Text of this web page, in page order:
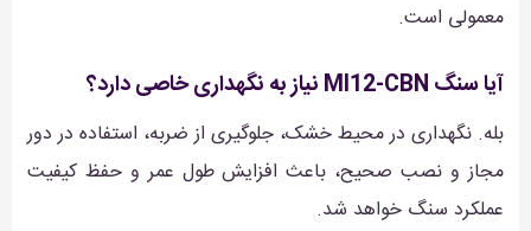
معمولی است.
آیا سنگ MI12-CBN نیاز به نگهداری خاصی دارد؟
بله. نگهداری در محیط خشک، جلوگیری از ضربه، استفاده در دور
مجاز و نصب صحیح، باعث افزایش طول عمر و حفظ کیفیت
عملکرد سنگ خواهد شد.